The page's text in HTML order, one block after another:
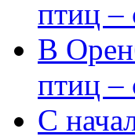
птиц –
В
птиц –
С